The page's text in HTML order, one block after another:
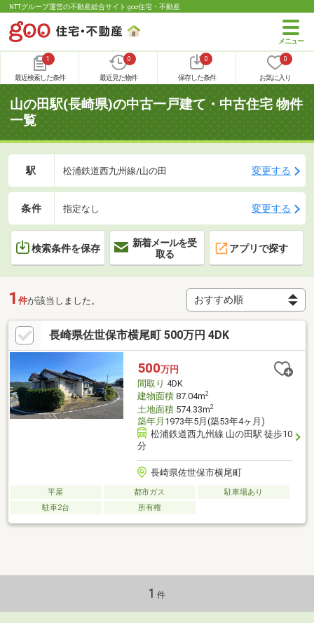
NTTグループ運営の不動産総合サイト goo住宅・不動産
1
最近検索した条件
0
最近見た物件
0
保存した条件
0
お気に入り
山の田駅(長崎県)の中古一戸建て・中古住宅 物件
一覧
駅 松浦鉄道西九州線/山の田 変更する
条件 指定なし 変更する
検索条件を保存
新着メールを受
取る
アプリで探す
1 件が該当しました。
長崎県佐世保市横尾町 500万円 4DK
500万円
間取り 4DK
建物面積87.04m2
土地面積574.33m2
築年月 1973年5月(築53年4ヶ月)
松浦鉄道西九州線 山の田駅 徒歩10
分
長崎県佐世保市横尾町
平屋 都市ガス
駐車場あり
駐車2台
所有権
1 件